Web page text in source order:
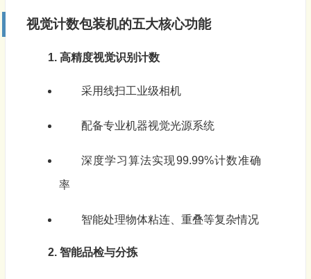
视觉计数包装机的五大核心功能
1. 高精度视觉识别计数
采用线扫工业级相机
配备专业机器视觉光源系统
深度学习算法实现99.99%计数准确
率
智能处理物体粘连、重叠等复杂情况
2. 智能品检与分拣